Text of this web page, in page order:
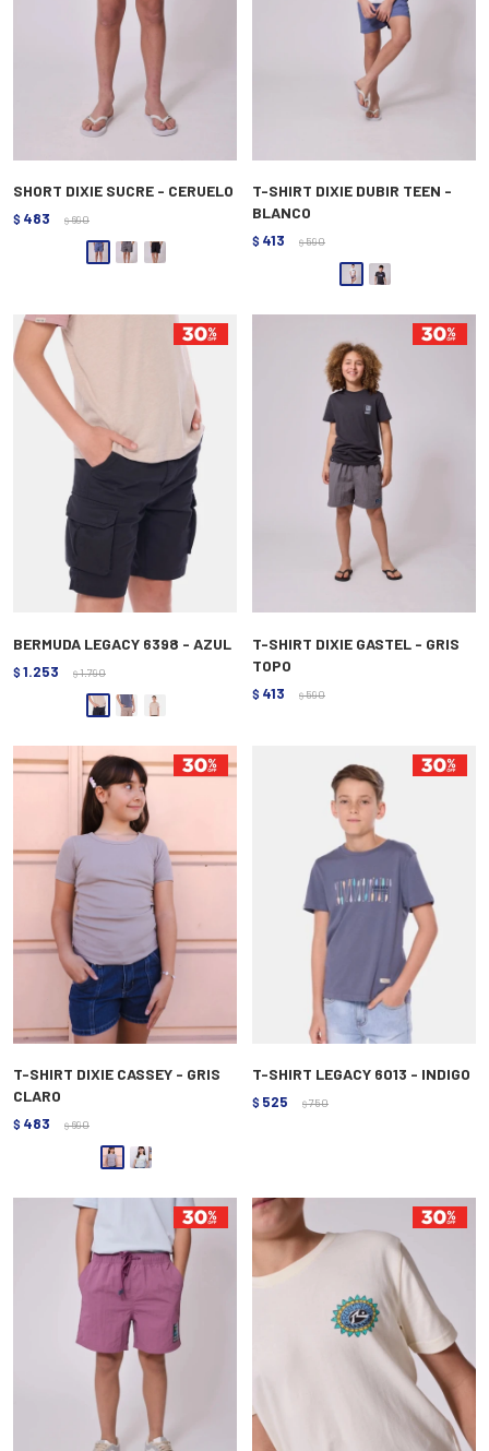
SHORT DIXIE SUCRE - CERUELO
$ 483 $ 690
T-SHIRT DIXIE DUBIR TEEN -
BLANCO
$ 413 $ 590
BERMUDA LEGACY 6398 - AZUL
$ 1.253 $ 1.790
T-SHIRT DIXIE GASTEL - GRIS
TOPO
$ 413 $ 590
T-SHIRT DIXIE CASSEY - GRIS
CLARO
$ 483 $ 690
T-SHIRT LEGACY 6013 - INDIGO
$ 525 $ 750